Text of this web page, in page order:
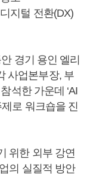
지털 전환(DX)
경기 용인 엘리
사업본부장, 부
석한 가운데 ‘AI
로 워크숍을 진
위한 외부 강연
의 실질적 방안